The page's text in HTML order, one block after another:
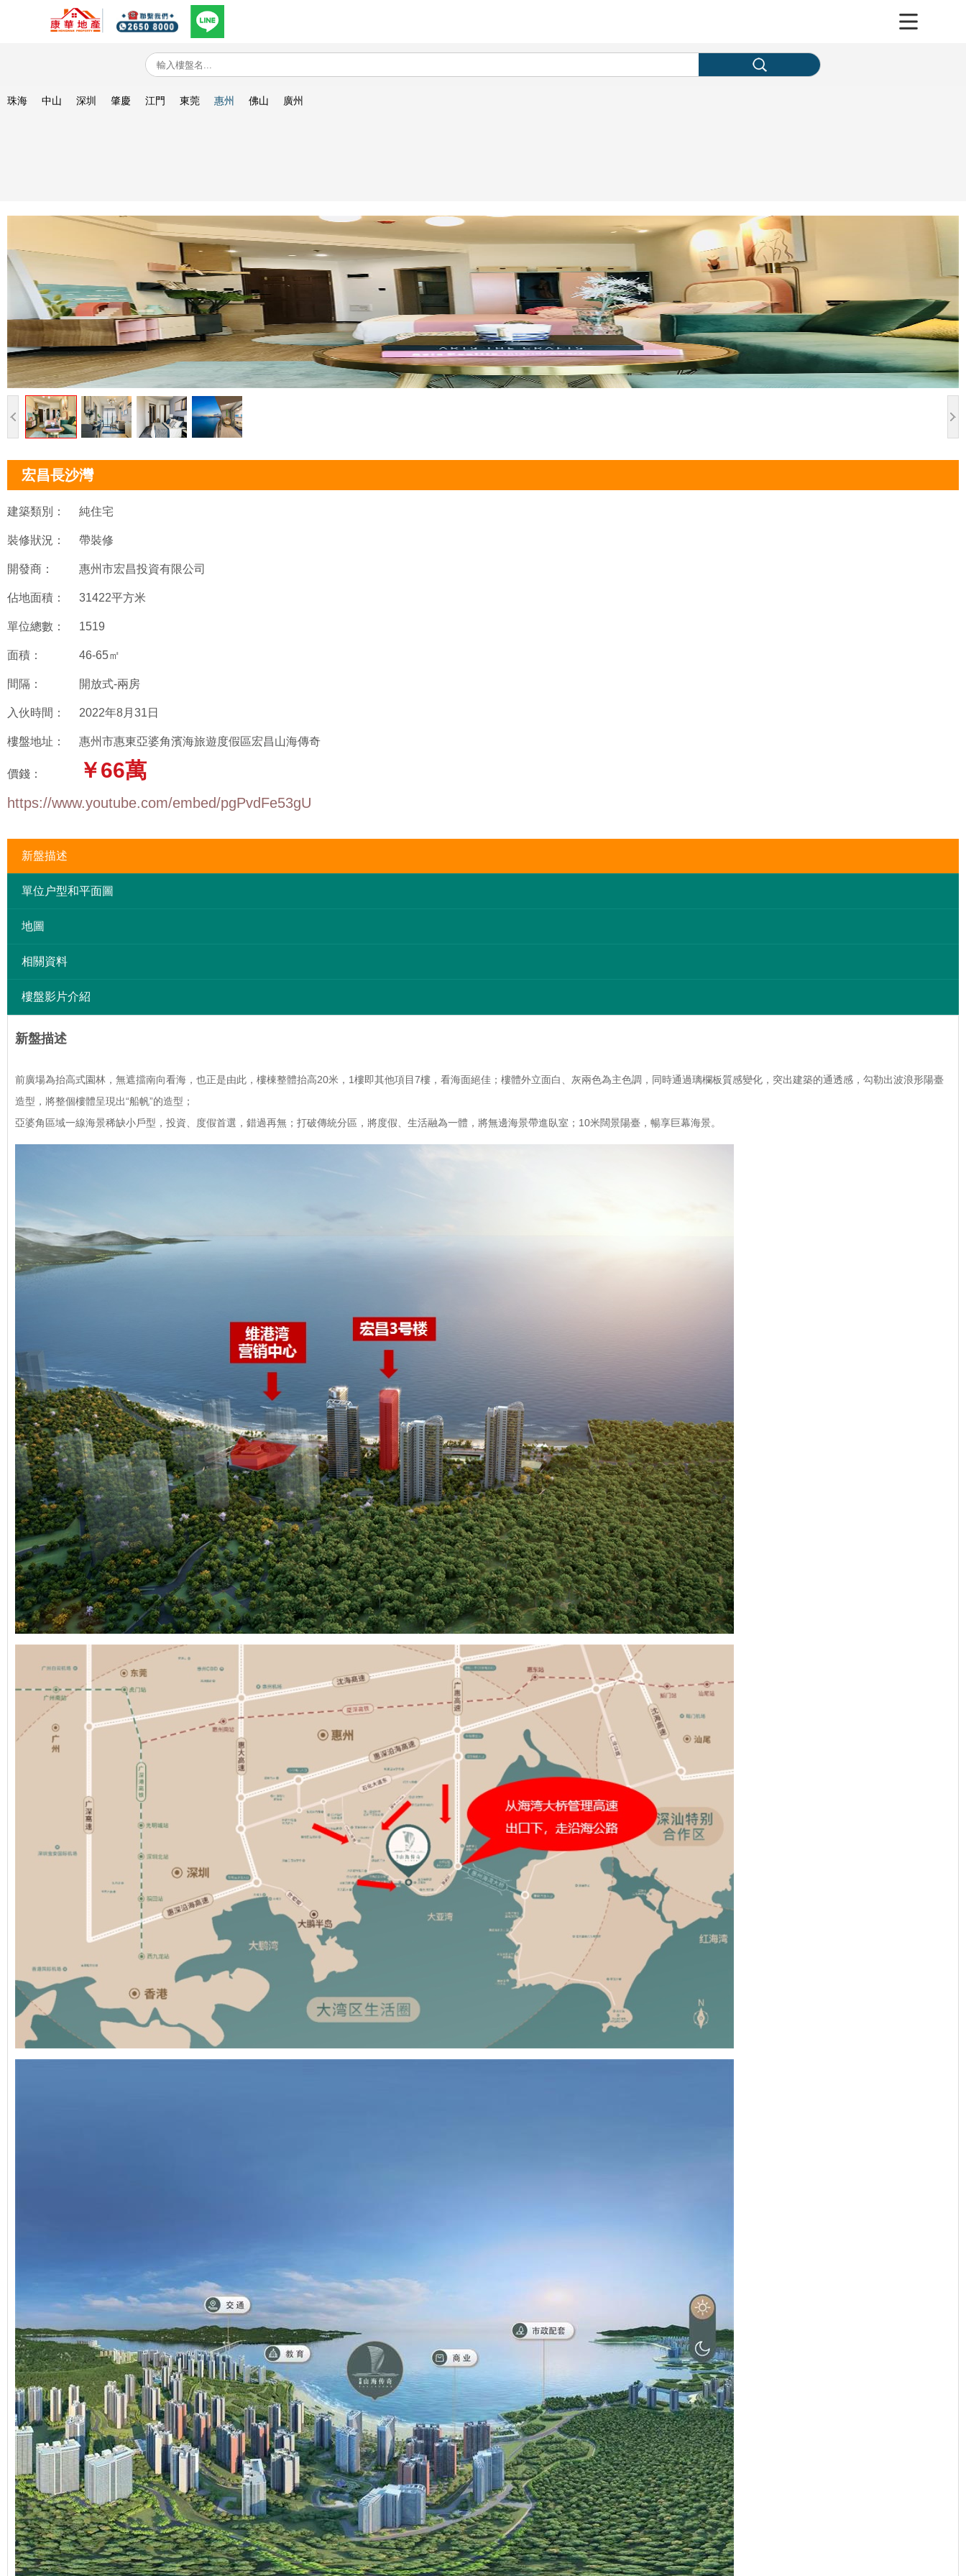
珠海 中山 深圳 肇慶 江門 東莞 惠州 佛山 廣州
宏昌長沙灣
建築類別： 純住宅
裝修狀況： 帶裝修
開發商： 惠州市宏昌投資有限公司
佔地面積： 31422平方米
單位總數： 1519
面積： 46-65㎡
間隔： 開放式-兩房
入伙時間： 2022年8月31日
樓盤地址： 惠州市惠東亞婆角濱海旅遊度假區宏昌山海傳奇
價錢： ￥66萬
https://www.youtube.com/embed/pgPvdFe53gU
新盤描述
單位户型和平面圖
地圖
相關資料
樓盤影片介紹
新盤描述
前廣場為抬高式園林，無遮擋南向看海，也正是由此，樓棟整體抬高20米，1樓即其他項目7樓，看海面絕佳；樓體外立面白、灰兩色為主色調，同時通過璃欄板質感變化，突出建築的通透感，勾勒出波浪形陽臺
造型，將整個樓體呈現出“船帆”的造型；
亞婆角區域一線海景稀缺小戶型，投資、度假首選，錯過再無；打破傳統分區，將度假、生活融為一體，將無邊海景帶進臥室；10米闊景陽臺，暢享巨幕海景。